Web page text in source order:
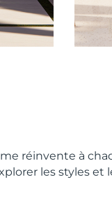
réinvente à
les styles et